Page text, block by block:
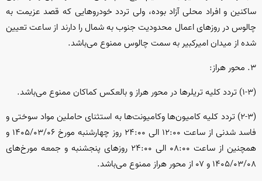
ساکنین و افراد محلی آزاد بوده، ولی تردد خودرو‌هایی که قصد عزیمت به
چالوس در روز‌های اعمال محدودیت جنوب به شمال را دارند از ساعت تعیین
شده از میدان امیرکبیر به سمت چالوس ممنوع می‌باشد.
۳. محور هراز:
(۱-۳) تردد کلیه تریلر‌ها در محور هراز و بالعکس کماکان ممنوع می‌باشد.
(۲-۳) تردد کلیه کامیون‌ها وکامیونت‌ها به استثنای حاملین مواد سوختی و
فاسد شدنی از ساعت ۱۲:۰۰ الی ۲۴:۰۰ روز چهارشنبه مورخ ۱۴۰۵/۰۳/۰۶ و
همچنین از ساعت ۰۸:۰۰ الی ۲۴:۰۰ روز‌های پنجشنبه و جمعه مورخ‌های
۱۴۰۵/۰۳/۰۸ و ۰۷ از محور هراز ممنوع می‌باشد.